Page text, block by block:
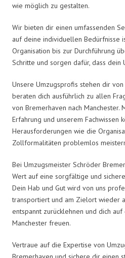
wie möglich zu gestalten.
Wir bieten dir einen umfassenden
auf deine individuellen Bedürfnisse
Organisation bis zur Durchführung
Schritte und sorgen dafür, dass dein
Unsere Umzugsprofis stehen dir
beraten dich ausführlich zu allen
von Bremerhaven nach Manchester.
Erfahrung und unserem Fachwissen
Herausforderungen wie die
Zollformalitäten problemlos
Bei Umzugsmeister Schröder
Wert auf eine sorgfältige und
Dein Hab und Gut wird von uns
transportiert und am Zielort wieder
entspannt zurücklehnen und dich
Manchester freuen.
Vertraue auf die Expertise von